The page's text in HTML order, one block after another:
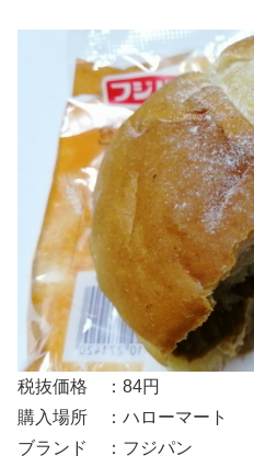
税抜価格 ：84円
購入場所 ：ハローマート
ブランド ：フジパン